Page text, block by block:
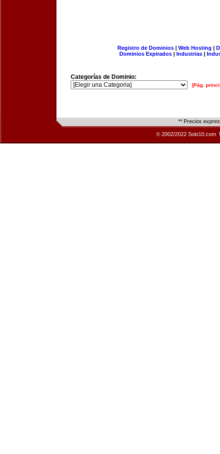
Registro de Dominios| Web Hosting |
Dominios Expirados | Industrias |
Categorías de Dominio:
[Pág.
** Precios
© 2002/2022 Solo10.com